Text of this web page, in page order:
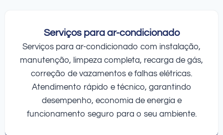
Serviços para ar-condicionado
Serviços para ar-condicionado com instalação,
manutenção, limpeza completa, recarga de gás,
correção de vazamentos e falhas elétricas.
Atendimento rápido e técnico, garantindo
desempenho, economia de energia e
funcionamento seguro para o seu ambiente.